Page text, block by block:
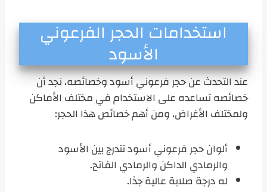
استخدامات الحجر الفرعوني
الأسود
عند التحدث عن حجر فرعوني أسود وخصائصه، نجد أن
خصائصه تساعده على الاستخدام في مختلف الأماكن
ولمختلف الأغراض، ومن أهم خصائص هذا الحجر:
ألوان حجر فرعوني أسود تتدرج بين الأسود
والرمادي الداكن والرمادي الفاتح.
له درجة صلابة عالية جدًا.